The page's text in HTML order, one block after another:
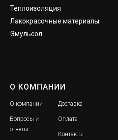
Теплоизоляция
Лакокрасочные материалы
Эмульсол
О КОМПАНИИ
О компании
Вопросы и
ответы
Доставка
Оплата
Контакты